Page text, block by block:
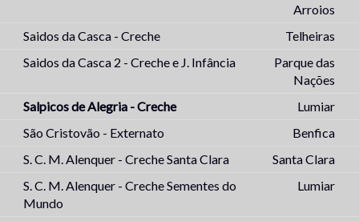
Arroios
Saidos da Casca - Creche
Telheiras
Saidos da Casca 2 - Creche e J. Infância
Parque das
Nações
Salpicos de Alegria - Creche
Lumiar
São Cristovão - Externato
Benfica
S. C. M. Alenquer - Creche Santa Clara
Santa Clara
S. C. M. Alenquer - Creche Sementes do
Mundo
Lumiar